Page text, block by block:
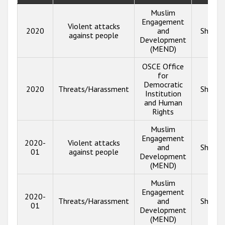
2020
Violent attacks
against people
Muslim
Engagement
and
Development
(MEND)
Show
2020 Threats/Harassment
OSCE Office
for
Democratic
Institution
and Human
Rights
Show
2020-
01
Violent attacks
against people
Muslim
Engagement
and
Development
(MEND)
Show
2020-
01
Threats/Harassment
Muslim
Engagement
and
Development
(MEND)
Show